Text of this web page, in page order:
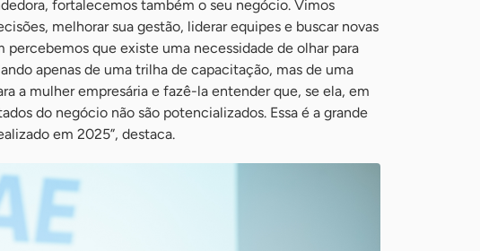
fortalecemos também o seu negócio. Vimos
melhorar sua gestão, liderar equipes e buscar novas
que existe uma necessidade de olhar para
apenas de uma trilha de capacitação, mas de uma
a mulher empresária e fazê-la entender que, se ela, em
do negócio não são potencializados. Essa é a grande
em 2025”, destaca.